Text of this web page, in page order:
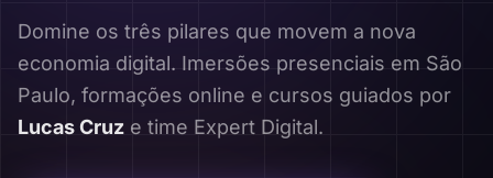
Domine os três pilares que movem a nova
economia digital. Imersões presenciais em São
Paulo, formações online e cursos guiados por
Lucas Cruz e time Expert Digital.